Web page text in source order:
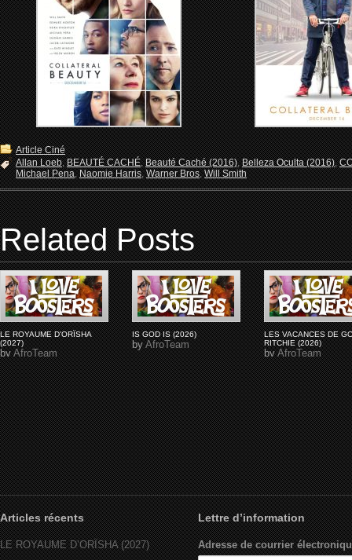
Article Ciné
Allan Loeb,BEAUTÉ CACHÉ,Beauté Caché (2016),Belleza Oculta (2016),
Michael Pena,Naomie Harris,Warner Bros,Will Smith
Related Posts
LE ROYAUME D'ORÏSHA
(2027)
byAfroTeam
IS GOD IS (2026)
byAfroTeam
LES VACANCES DE
RITCHIE (2026)
byAfroTeam
Articles récents
LE ROYAUME D’ORÏSHA (2027)
Lettre d’information
Adresse de courrier